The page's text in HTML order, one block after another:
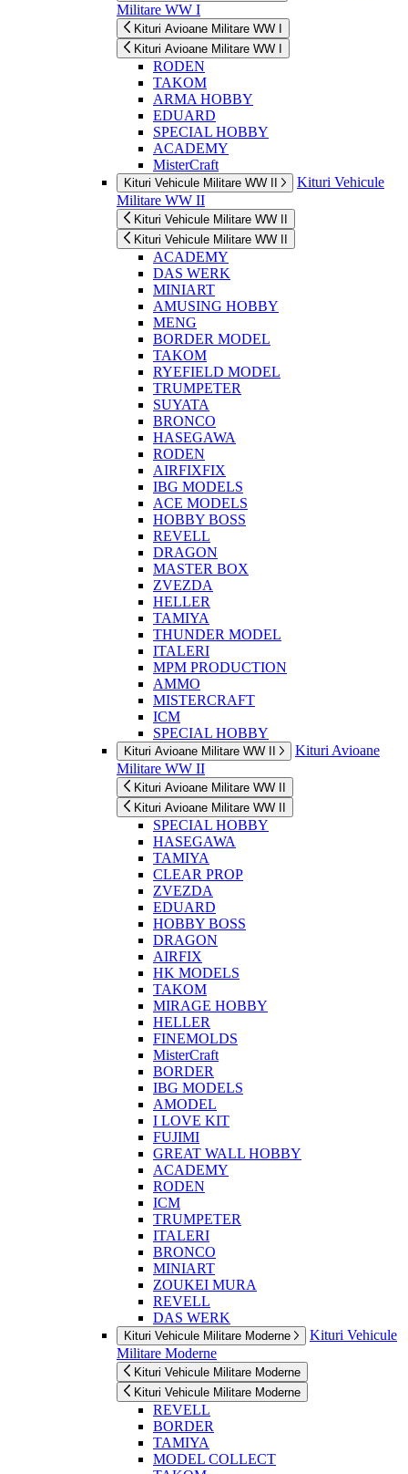
Militare WW I
Kituri Avioane Militare WW I
Kituri Avioane Militare WW I
RODEN
TAKOM
ARMA HOBBY
EDUARD
SPECIAL HOBBY
ACADEMY
MisterCraft
Kituri Vehicule Militare WW II
Kituri Vehicule
Militare WW II
Kituri Vehicule Militare WW II
Kituri Vehicule Militare WW II
ACADEMY
DAS WERK
MINIART
AMUSING HOBBY
MENG
BORDER MODEL
TAKOM
RYEFIELD MODEL
TRUMPETER
SUYATA
BRONCO
HASEGAWA
RODEN
AIRFIXFIX
IBG MODELS
ACE MODELS
HOBBY BOSS
REVELL
DRAGON
MASTER BOX
ZVEZDA
HELLER
TAMIYA
THUNDER MODEL
ITALERI
MPM PRODUCTION
AMMO
MISTERCRAFT
ICM
SPECIAL HOBBY
Kituri Avioane Militare WW II
Kituri Avioane
Militare WW II
Kituri Avioane Militare WW II
Kituri Avioane Militare WW II
SPECIAL HOBBY
HASEGAWA
TAMIYA
CLEAR PROP
ZVEZDA
EDUARD
HOBBY BOSS
DRAGON
AIRFIX
HK MODELS
TAKOM
MIRAGE HOBBY
HELLER
FINEMOLDS
MisterCraft
BORDER
IBG MODELS
AMODEL
I LOVE KIT
FUJIMI
GREAT WALL HOBBY
ACADEMY
RODEN
ICM
TRUMPETER
ITALERI
BRONCO
MINIART
ZOUKEI MURA
REVELL
DAS WERK
Kituri Vehicule Militare Moderne
Kituri Vehicule
Militare Moderne
Kituri Vehicule Militare Moderne
Kituri Vehicule Militare Moderne
REVELL
BORDER
TAMIYA
MODEL COLLECT